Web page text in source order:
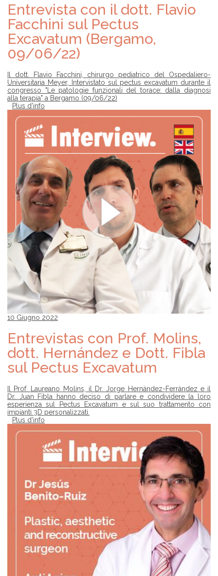
Entrevista con il dott. Flavio
Facchini sul Pectus
Excavatum (Bergamo,
09/06/22)
Il dott. Flavio Facchini, chirurgo pediatrico del Ospedaliero-
Universitaria Meyer, Intervistato sul pectus excavatum durante il
congresso "Le patologie funzionali del torace: dalla diagnosi
alla terapia" a Bergamo (09/06/22)
Plus d'info
10 Giugno 2022
Entrevistas con Prof. Molins,
dott. Hernández e Dott. Fibla
sul Pectus Excavatum
Il Prof. Laureano Molins, il Dr. Jorge Hernández-Ferrández e il
Dr. Juan Fibla hanno deciso di parlare e condividere la loro
esperienza sul Pectus Excavatum e sul suo trattamento con
impianti 3D personalizzati.
Plus d'info